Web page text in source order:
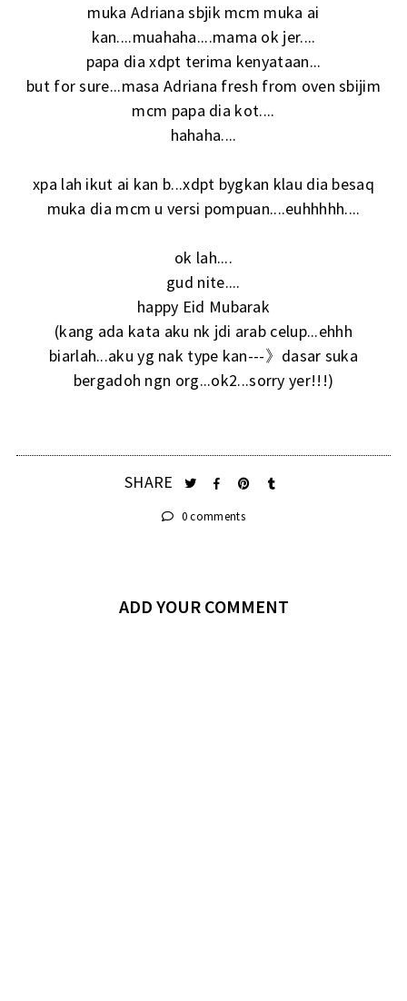
muka Adriana sbjik mcm muka ai
kan....muahaha....mama ok jer....
papa dia xdpt terima kenyataan...
but for sure...masa Adriana fresh from oven sbijim
mcm papa dia kot....
hahaha....
xpa lah ikut ai kan b...xdpt bygkan klau dia besaq
muka dia mcm u versi pompuan....euhhhhh....
ok lah....
gud nite....
happy Eid Mubarak
(kang ada kata aku nk jdi arab celup...ehhh
biarlah...aku yg nak type kan---》dasar suka
bergadoh ngn org...ok2...sorry yer!!!)
SHARE
0 comments
ADD YOUR COMMENT